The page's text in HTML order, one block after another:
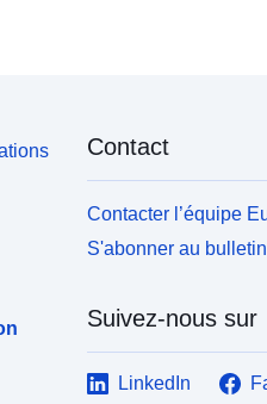
Contact
Contacter l’équipe
S'abonner au
Suivez-nous sur
LinkedIn